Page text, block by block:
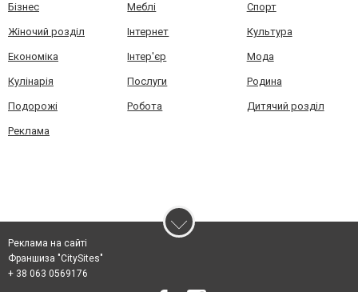
Бізнес Меблі Спорт
Жіночий розділ Інтернет Культура
Економіка Інтер'єр Мода
Кулінарія Послуги Родина
Подорожі Робота Дитячий розділ
Реклама
Реклама на сайті
Франшиза "CitySites"
+ 38 063 0569176